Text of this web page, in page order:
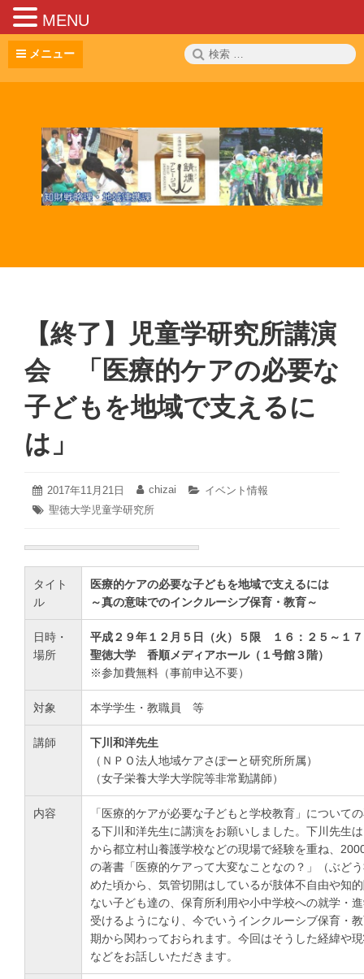
コ
メニュー
検
索:
【終了】児童学研究所講演
会 「医療的ケアの必要な
子どもを地域で支えるに
は」
投
稿
2017年11月21日
2020
年
12
21
投
稿
chizai
カ
イベント情報
タ
聖徳大学児童学研究所
タイト
ル
医療的ケアの必要な子どもを地域で支えるには
～真の意味でのインクルーシブ保育・教育～
日時・
場所
平成２９年１２月５日（火）５限 １６：２５～１
聖徳大学 香順メディアホール（１号館３階）
※参加費無料（事前申込不要）
対象 本学学生・教職員 等
講師
下川和洋先生
（ＮＰＯ法人地域ケアさぽーと研究所所属）
（女子栄養大学大学院等非常勤講師）
内容
「医療的ケアが必要な子どもと学校教育」について
る下川和洋先生に講演をお願いしました。下川先生
から都立村山養護学校などの現場で経験を重ね、
の著書「医療的ケアって大変なことなの？」（ぶど
めた頃から、気管切開はしているが肢体不自由や知
ない子ども達の、保育所利用や小中学校への就学・
受けるようになり、今でいうインクルーシブ保育・
期から関わっておられます。今回はそうした経緯や
などをお話しいただきます。
MENU